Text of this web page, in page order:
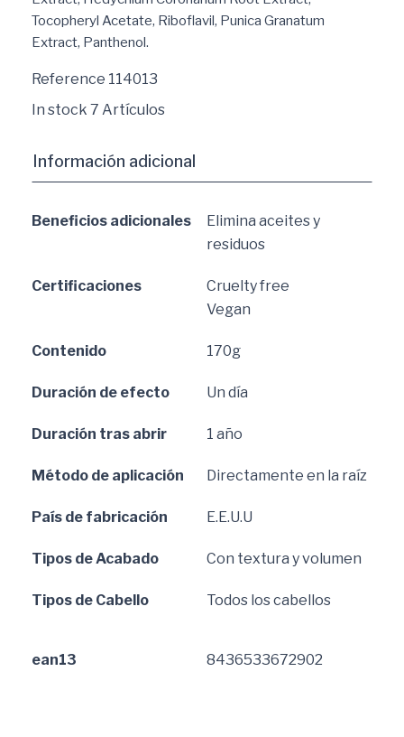
Tocopheryl Acetate, Riboflavil, Punica Granatum
Extract, Panthenol.
Reference 114013
In stock 7 Artículos
Información adicional
Beneficios adicionales
Elimina aceites y
residuos
Certificaciones
Cruelty free
Vegan
Contenido 170g
Duración de efecto Un día
Duración tras abrir 1 año
Método de aplicación Directamente en la raíz
País de fabricación E.E.U.U
Tipos de Acabado Con textura y volumen
Tipos de Cabello Todos los cabellos
ean13 8436533672902